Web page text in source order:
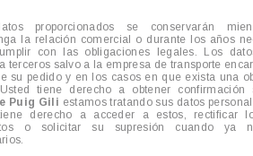
proporcionados se conservarán
la relación comercial o durante los años
con las obligaciones legales. Los
terceros salvo a la empresa de transporte
su pedido y en los casos en que exista una
tiene derecho a obtener confirmación
Puig Gili estamos tratando sus datos
derecho a acceder a estos, rectificar
o solicitar su supresión cuando ya